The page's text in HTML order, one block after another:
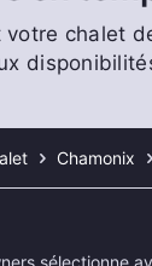
chalet
Chamonix
sélectionne